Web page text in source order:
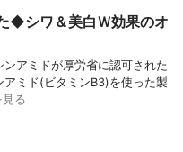
◆シワ＆美白Ｗ効果のオ
アミドが厚労省に認可された
ミド(ビタミンB3)を使った製
る